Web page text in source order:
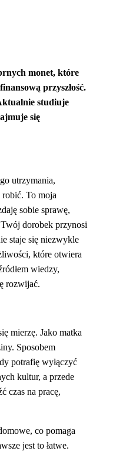
monet, które
przyszłość.
studiuje
się
utrzymania,
robić. To moja
sobie sprawę,
dorobek przynosi
staje się niezwykle
które otwiera
wiedzy,
rozwijać.
mierzę. Jako matka
Sposobem
potrafię wyłączyć
kultur, a przede
czas na pracę,
co pomaga
jest to łatwe.